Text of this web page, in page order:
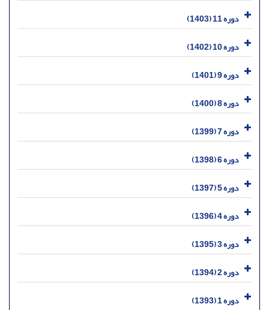
دوره 11 (1403)
دوره 10 (1402)
دوره 9 (1401)
دوره 8 (1400)
دوره 7 (1399)
دوره 6 (1398)
دوره 5 (1397)
دوره 4 (1396)
دوره 3 (1395)
دوره 2 (1394)
دوره 1 (1393)